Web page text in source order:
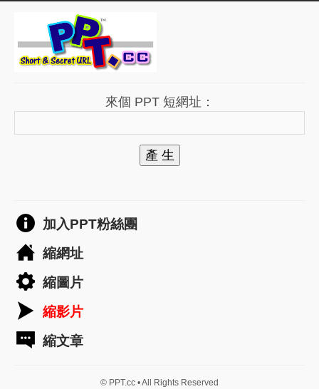
來個 PPT 短網址：
產 生
加入PPT粉絲團
縮網址
縮圖片
縮影片
縮文章
© PPT.cc • All Rights Reserved